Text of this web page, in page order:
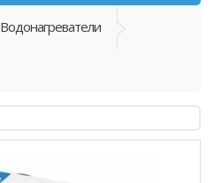
Водонагреватели